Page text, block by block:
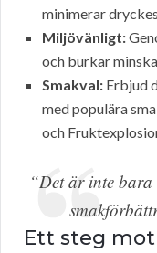
minimerar
Miljövänligt:
och burkar
Smakval: Erbjud
med populära
och
“Det är inte bara
Ett steg